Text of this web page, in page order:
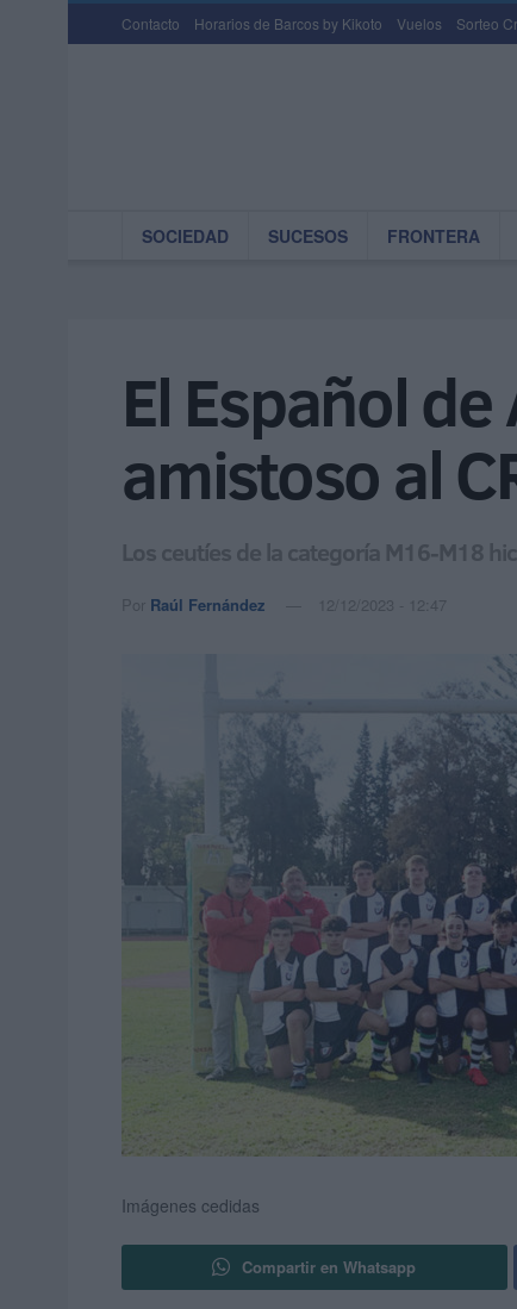
Contacto Horarios de Barcos by Kikoto Vuelos Sorteo
SOCIEDAD SUCESOS FRONTERA
El Español
amistoso al
Los ceutíes de la categoría M16-M18
Por Raúl Fernández 12/12/2023 - 12:47
Imágenes cedidas
Compartir en Whatsapp